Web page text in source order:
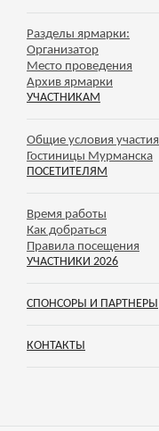
Разделы ярмарки:
Организатор
Место проведения
Архив ярмарки
УЧАСТНИКАМ
Общие условия участия
Гостиницы Мурманска
ПОСЕТИТЕЛЯМ
Время работы
Как добраться
Правила посещения
УЧАСТНИКИ 2026
СПОНСОРЫ И ПАРТНЕРЫ
КОНТАКТЫ